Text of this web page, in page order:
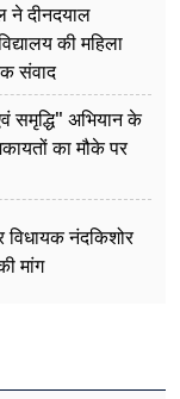
ने दीनदयाल
की महिला
संवाद
समृद्धि" अभियान के
का मौके पर
विधायक नंदकिशोर
मांग